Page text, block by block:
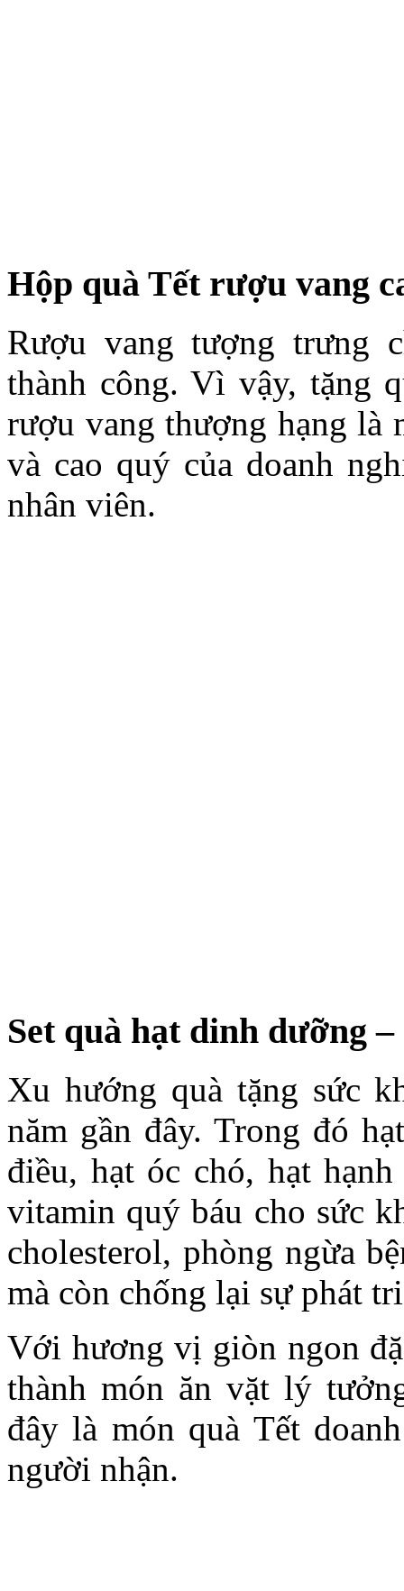
Hộp quà Tết rượu vang
Rượu vang tượng trưng
thành công. Vì vậy, tặng
rượu vang thượng hạng là
và cao quý của doanh
nhân viên.
Set quà hạt dinh dưỡng
Xu hướng quà tặng sức
năm gần đây. Trong đó
điều, hạt óc chó, hạt
vitamin quý báu cho sức
cholesterol, phòng ngừa
mà còn chống lại sự phát
Với hương vị giòn ngon
thành món ăn vặt lý
đây là món quà Tết
người nhận.